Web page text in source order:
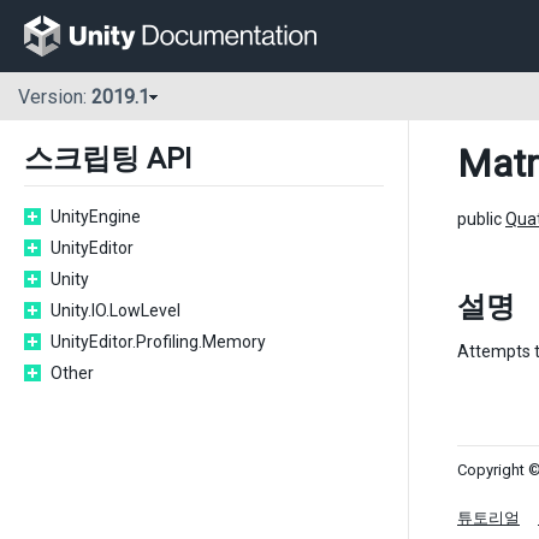
Version: 2019.1
스크립팅 API
UnityEngine
UnityEditor
Unity
Unity.IO.LowLevel
UnityEditor.Profiling.Memory
Other
public
설명
Attempts
Copyright
튜토리얼